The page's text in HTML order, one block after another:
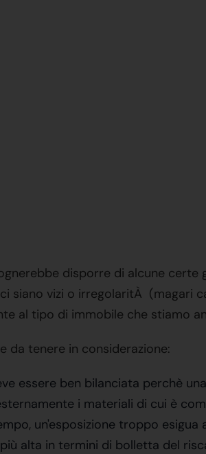
disporre di alcune
siano vizi o irregolaritÀ (magari
al tipo di immobile che stiamo
da tenere in considerazione:
essere ben bilanciata perchè
i materiali di cui è
un'esposizione troppo
alta in termini di bolletta del